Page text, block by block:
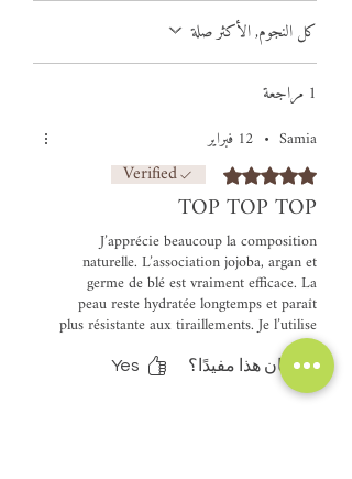
كل النجوم, الأكثر صلة
1 مراجعة
Samia
• 12 فبراير
تم التقييم بـ 5 من أصل 5 نجوم. Verified
TOP TOP TOP
J’apprécie beaucoup la composition
naturelle. L’association jojoba, argan et
germe de blé est vraiment efficace. La
peau reste hydratée longtemps et paraît
plus résistante aux tiraillements. Je l’utilise
en massage matin et soir et j’en suis très
satisfaite.
هل كان هذا مفيدًا؟ Yes